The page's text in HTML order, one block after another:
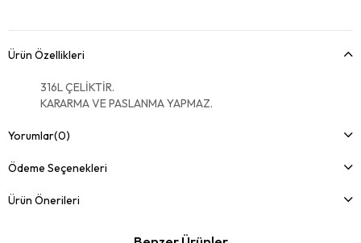
Ürün Özellikleri
316L ÇELİKTİR.
KARARMA VE PASLANMA YAPMAZ.
Yorumlar(0)
Ödeme Seçenekleri
Ürün Önerileri